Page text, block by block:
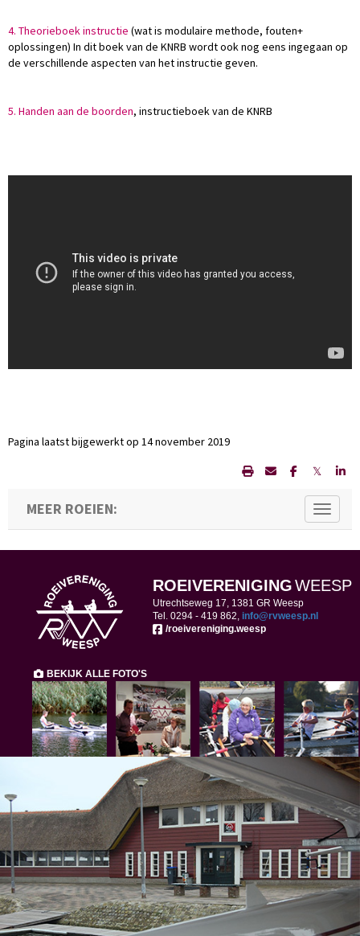
4. Theorieboek instructie (wat is modulaire methode, fouten+
oplossingen) In dit boek van de KNRB wordt ook nog eens ingegaan op
de verschillende aspecten van het instructie geven.
5. Handen aan de boorden, instructieboek van de KNRB
Pagina laatst bijgewerkt op 14 november 2019
𝕏
Toggle
MEER ROEIEN:
ROEIVERENIGINGWEESP
Utrechtseweg 17, 1381 GR Weesp
Tel. 0294 - 419 862, ofni@rvweesp.nl
/roeivereniging.weesp
BEKIJK ALLE FOTO'S